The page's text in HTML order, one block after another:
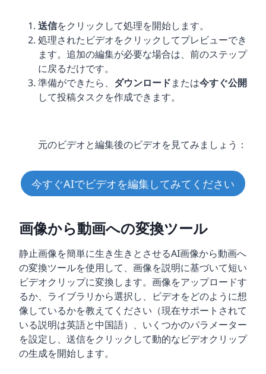
送信をクリックして処理を開始します。
処理されたビデオをクリックしてプレビューでき
ます。追加の編集が必要な場合は、前のステップ
に戻るだけです。
準備ができたら、 ダウンロードまたは今すぐ公開
して投稿タスクを作成できます。
元のビデオと編集後のビデオを見てみましょう：
今すぐAIでビデオを編集してみてください
画像から動画への変換ツール
静止画像を簡単に生き生きとさせるAI画像から動画へ
の変換ツールを使用して、画像を説明に基づいて短い
ビデオクリップに変換します。画像をアップロードす
るか、ライブラリから選択し、ビデオをどのように想
像しているかを教えてください（現在サポートされて
いる説明は英語と中国語）、いくつかのパラメーター
を設定し、送信をクリックして動的なビデオクリップ
の生成を開始します。